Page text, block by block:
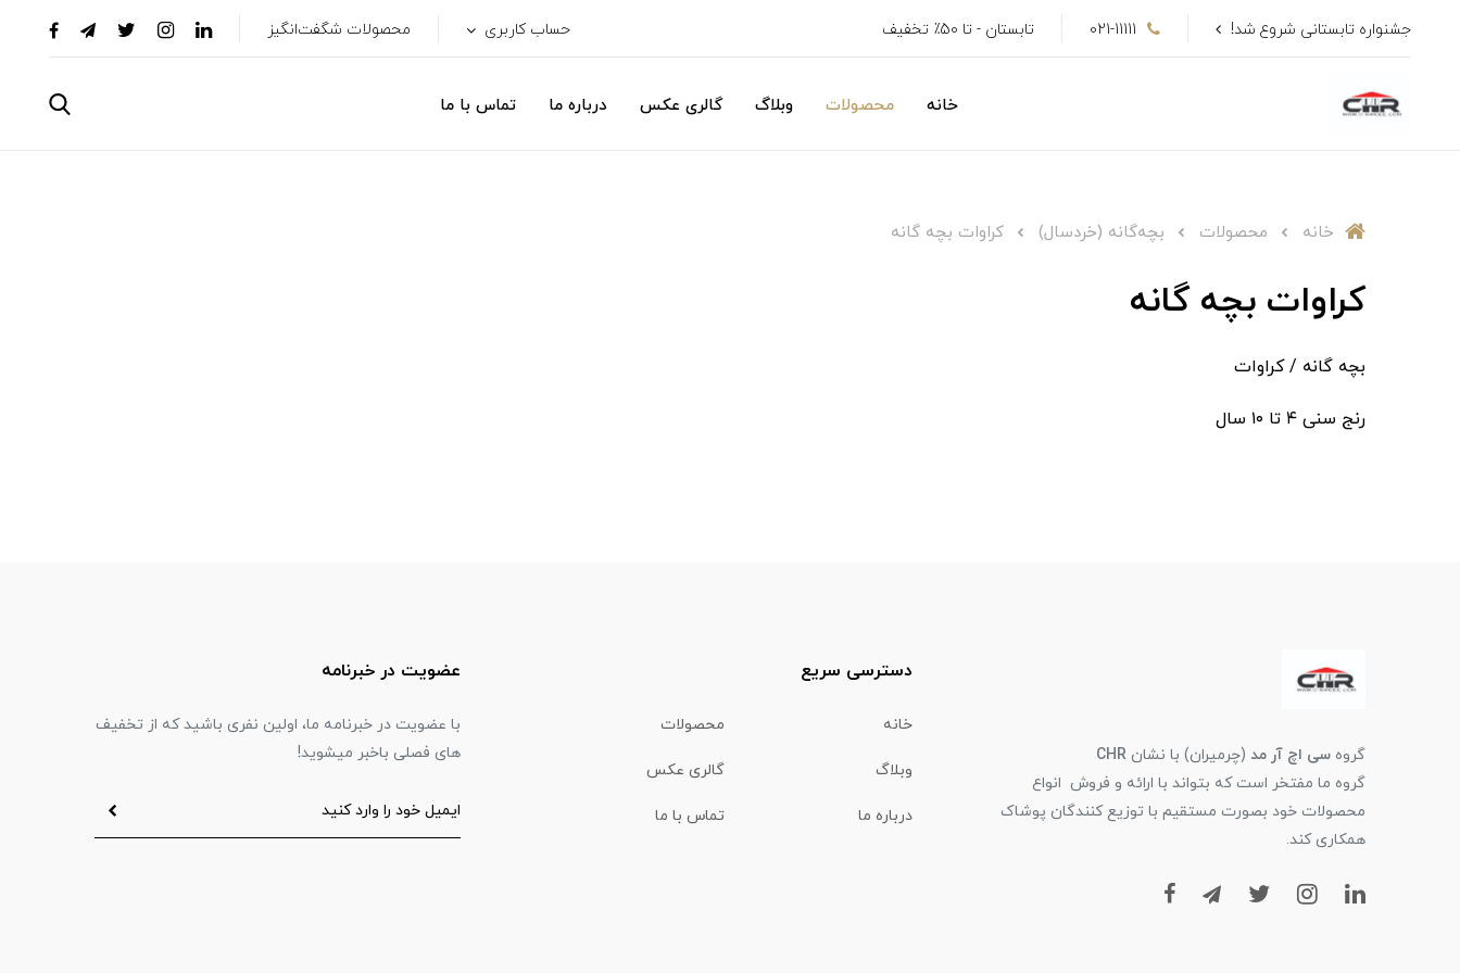
جشنواره تابستانی شروع شد! 021-11111 تابستان - تا 50٪ تخفیف حساب کاربری محصولات شگفت‌انگیز
خانه محصولات وبلاگ گالری عکس درباره ما تماس با ما
خانه محصولات بچه‌گانه (خردسال) کراوات بچه گانه
کراوات بچه گانه
بچه گانه / کراوات
رنج سنی ۴ تا ۱۰ سال
گروه سی اچ آر مد (چرمیران) با نشان CHR
گروه ما مفتخر است که بتواند با ارائه و فروش انواع
محصولات خود بصورت مستقیم با توزیع کنندگان پوشاک
همکاری کند.
دسترسی سریع
خانه محصولات
وبلاگ گالری عکس
درباره ما تماس با ما
عضویت در خبرنامه
با عضویت در خبرنامه ما، اولین نفری باشید که از تخفیف
های فصلی باخبر میشوید!